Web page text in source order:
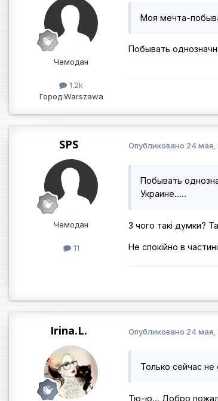
Чемодан
1.2k
Город:Warszawa
Моя мечта-
Побывать
SPS
Чемодан
11
Опубликовано 24 мая,
Побывать
Украине.....
З чого такі думки?
Не спокійно в
Irina.L. Опубликовано 24 мая,
Только сейчас
Тю-ю... Добро